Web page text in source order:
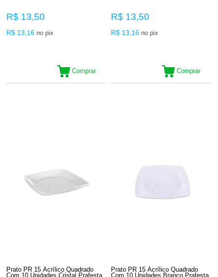
R$ 13,50
R$ 13,16 no pix
Comprar
R$ 13,50
R$ 13,16 no pix
Comprar
Prato PR 15 Acrílico Quadrado
Com 10 Unidades Cristal Prafesta
Prato PR 15 Acrílico Quadrado
Com 10 Unidades Branco Prafesta